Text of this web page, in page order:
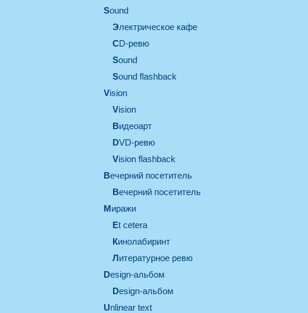
sound
электрическое кафе
CD-ревю
sound
Sound flashback
vision
vision
видеоарт
DVD-ревю
Vision flashback
вечерний посетитель
вечерний посетитель
миражи
et cetera
кинолабиринт
литературное ревю
design-альбом
design-альбом
unlinear text